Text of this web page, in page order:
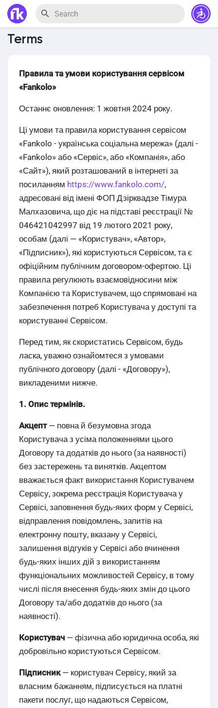
Terms
Правила та умови користування сервісом
«Fankolo»
Останнє оновлення: 1 жовтня 2024 року.
Ці умови та правила користування сервісом
«Fankolo - українська соціальна мережа» (далі -
«Fankolo» або «Сервіс», або «Компанія», або
«Сайт»), який розташований в інтернеті за
посиланням https://www.fankolo.com/,
адресовані від імені ФОП Дзірквадзе Тімура
Малхазовича, що діє на підставі реєстрації №
046421042997 від 19 лютого 2021 року,
особам (далі — «Користувач», «Автор»,
«Підписник»), які користуються Сервісом, та є
офіційним публічним договором-офертою. Ці
правила регулюють взаємовідносини між
Компанією та Користувачем, що спрямовані на
забезпечення потреб Користувача у доступі та
користуванні Сервісом.
Перед тим, як скористатись Сервісом, будь
ласка, уважно ознайомтеся з умовами
публічного договору (далі - «Договору»),
викладеними нижче.
1. Опис термінів.
Акцепт— повна й безумовна згода
Користувача з усіма положеннями цього
Договору та додатків до нього (за наявності)
без застережень та винятків. Акцептом
вважається факт використання Користувачем
Сервісу, зокрема реєстрація Користувача у
Сервісі, заповнення будь-яких форм у Сервісі,
відправлення повідомлень, запитів на
електронну пошту, вказану у Сервісі,
залишення відгуків у Сервісі або вчинення
будь-яких інших дій з використанням
функціональних можливостей Сервісу, в тому
числі після внесення будь-яких змін до цього
Договору та/або додатків до нього (за
наявності).
Користувач — фізична або юридична особа, які
добровільно користуються Сервісом.
Підписник— користувач Сервісу, який за
власним бажанням, підписується на платні
пакети послуг, що надаються Сервісом,